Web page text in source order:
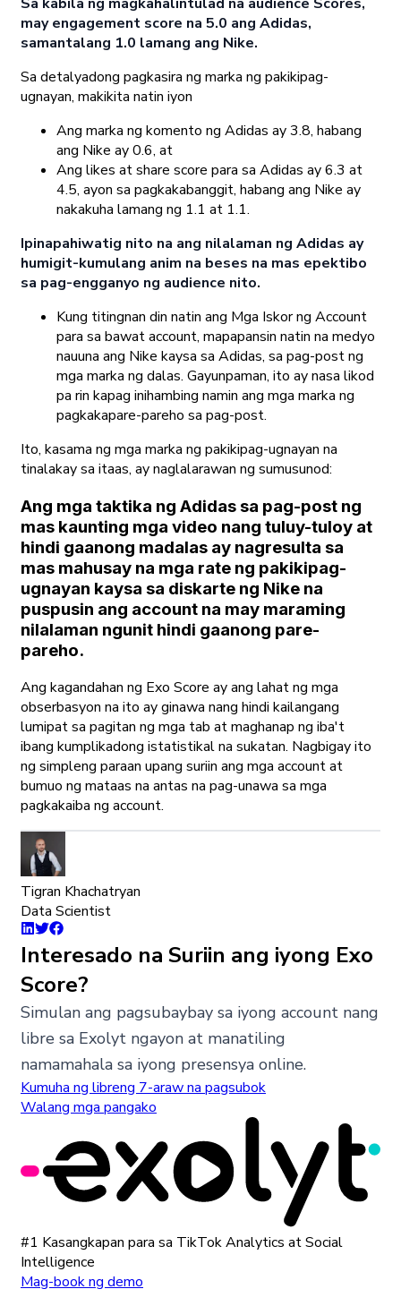
may engagement score na 5.0 ang Adidas,
samantalang 1.0 lamang ang Nike.
Sa detalyadong pagkasira ng marka ng pakikipag-
ugnayan, makikita natin iyon
Ang marka ng komento ng Adidas ay 3.8, habang
ang Nike ay 0.6, at
Ang likes at share score para sa Adidas ay 6.3 at
4.5, ayon sa pagkakabanggit, habang ang Nike ay
nakakuha lamang ng 1.1 at 1.1.
Ipinapahiwatig nito na ang nilalaman ng Adidas ay
humigit-kumulang anim na beses na mas epektibo
sa pag-engganyo ng audience nito.
Kung titingnan din natin ang Mga Iskor ng Account
para sa bawat account, mapapansin natin na medyo
nauuna ang Nike kaysa sa Adidas, sa pag-post ng
mga marka ng dalas. Gayunpaman, ito ay nasa likod
pa rin kapag inihambing namin ang mga marka ng
pagkakapare-pareho sa pag-post.
Ito, kasama ng mga marka ng pakikipag-ugnayan na
tinalakay sa itaas, ay naglalarawan ng sumusunod:
Ang mga taktika ng Adidas sa pag-post ng
mas kaunting mga video nang tuluy-tuloy at
hindi gaanong madalas ay nagresulta sa
mas mahusay na mga rate ng pakikipag-
ugnayan kaysa sa diskarte ng Nike na
puspusin ang account na may maraming
nilalaman ngunit hindi gaanong pare-
pareho.
Ang kagandahan ng Exo Score ay ang lahat ng mga
obserbasyon na ito ay ginawa nang hindi kailangang
lumipat sa pagitan ng mga tab at maghanap ng iba't
ibang kumplikadong istatistikal na sukatan. Nagbigay ito
ng simpleng paraan upang suriin ang mga account at
bumuo ng mataas na antas na pag-unawa sa mga
pagkakaiba ng account.
Tigran Khachatryan
Data Scientist
Interesado na Suriin ang iyong Exo
Score?
Simulan ang pagsubaybay sa iyong account nang
libre sa Exolyt ngayon at manatiling
namamahala sa iyong presensya online.
Kumuha ng libreng 7-araw na pagsubok
Walang mga pangako
#1 Kasangkapan para sa TikTok Analytics at Social
Intelligence
Mag-book ng demo